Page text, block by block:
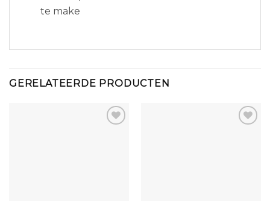
te make
GERELATEERDE PRODUCTEN